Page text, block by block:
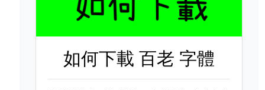
如何下載百老 字體